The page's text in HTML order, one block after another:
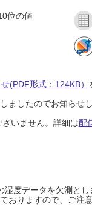
位の値
(PDF形式：124KB）
ましたのでお知らせ
いません。詳細は配
度データを欠測とし
りますので、ご注意